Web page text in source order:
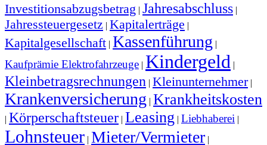
Investitionsabzugsbetrag | Jahresabschluss |
Jahressteuergesetz | Kapitalerträge |
Kapitalgesellschaft | Kassenführung |
Kaufprämie Elektrofahrzeuge | Kindergeld |
Kleinbetragsrechnungen | Kleinunternehmer|
Krankenversicherung | Krankheitskosten
| Körperschaftsteuer | Leasing | Liebhaberei |
Lohnsteuer | Mieter/Vermieter |